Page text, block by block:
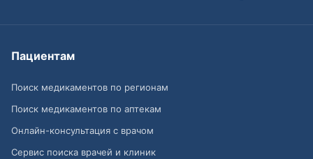
Пациентам
Поиск медикаментов по регионам
Поиск медикаментов по аптекам
Онлайн-консультация с врачом
Сервис поиска врачей и клиник